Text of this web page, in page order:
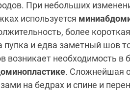
При небольших
используется
более
пупка и едва заметный шов
возникает необходимость
. Сложнейшая
на бедрах и спине и